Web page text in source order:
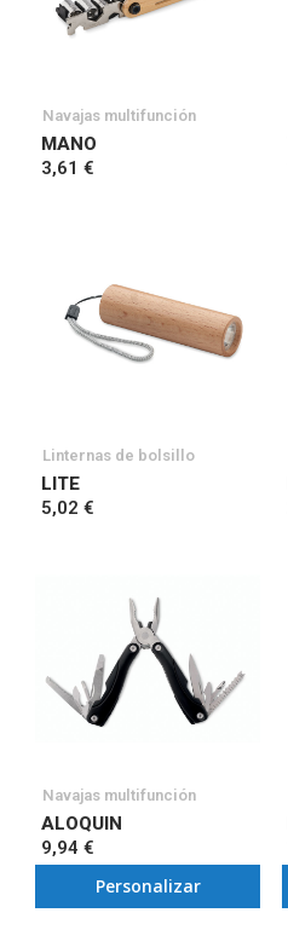
Navajas multifunción
MANO
3,61 €
Linternas de bolsillo
LITE
5,02 €
Navajas multifunción
ALOQUIN
9,94 €
Personalizar